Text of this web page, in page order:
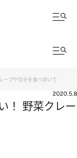
ープや包子を食べ歩いて
2020.5.8
！ 野菜クレー